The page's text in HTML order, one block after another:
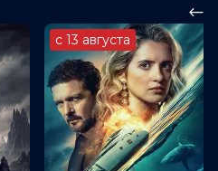
с 13 августа